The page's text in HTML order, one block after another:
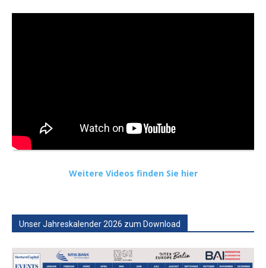
Weitere Videos finden Sie hier
Unser Jahreskalender 2026 zum Download